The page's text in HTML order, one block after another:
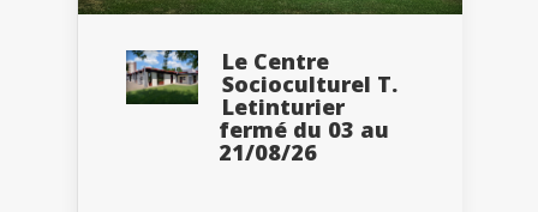
Le Centre
Socioculturel T.
Letinturier
fermé du 03 au
21/08/26